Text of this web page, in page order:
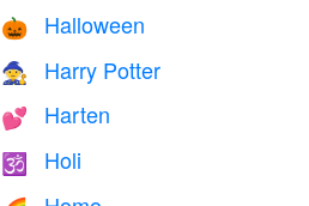
🎃 Halloween
🧙 Harry Potter
💕 Harten
🕉 Holi